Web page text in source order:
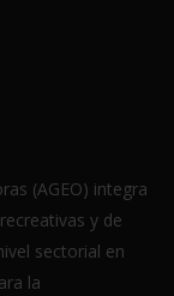
(AGEO) integra
y de
sectorial en
la